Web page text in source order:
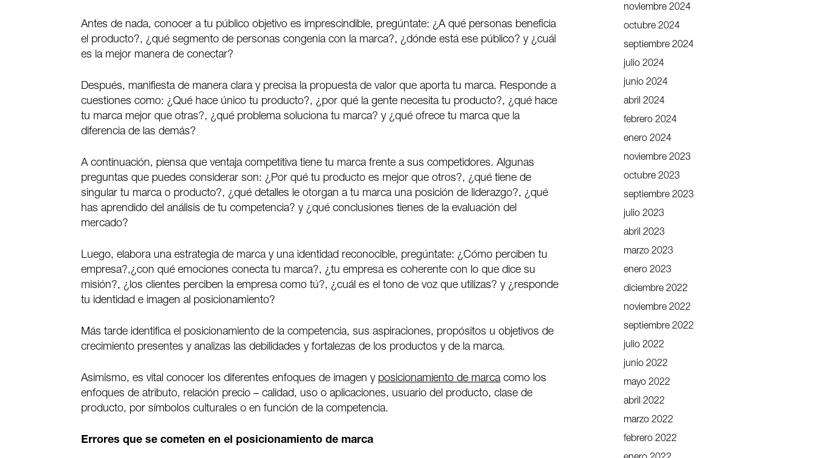
Antes de nada, conocer a tu público objetivo es imprescindible, pregúntate: ¿A qué personas beneficia
el producto?, ¿qué segmento de personas congenia con la marca?, ¿dónde está ese público? y ¿cuál
es la mejor manera de conectar?
Después, manifiesta de manera clara y precisa la propuesta de valor que aporta tu marca. Responde a
cuestiones como: ¿Qué hace único tu producto?, ¿por qué la gente necesita tu producto?, ¿qué hace
tu marca mejor que otras?, ¿qué problema soluciona tu marca? y ¿qué ofrece tu marca que la
diferencia de las demás?
A continuación, piensa que ventaja competitiva tiene tu marca frente a sus competidores. Algunas
preguntas que puedes considerar son: ¿Por qué tu producto es mejor que otros?, ¿qué tiene de
singular tu marca o producto?, ¿qué detalles le otorgan a tu marca una posición de liderazgo?, ¿qué
has aprendido del análisis de tu competencia? y ¿qué conclusiones tienes de la evaluación del
mercado?
Luego, elabora una estrategia de marca y una identidad reconocible, pregúntate: ¿Cómo perciben tu
empresa?,¿con qué emociones conecta tu marca?, ¿tu empresa es coherente con lo que dice su
misión?, ¿los clientes perciben la empresa como tú?, ¿cuál es el tono de voz que utilizas? y ¿responde
tu identidad e imagen al posicionamiento?
Más tarde identifica el posicionamiento de la competencia, sus aspiraciones, propósitos u objetivos de
crecimiento presentes y analizas las debilidades y fortalezas de los productos y de la marca.
Asimismo, es vital conocer los diferentes enfoques de imagen y posicionamiento de marcacomo los
enfoques de atributo, relación precio – calidad, uso o aplicaciones, usuario del producto, clase de
producto, por símbolos culturales o en función de la competencia.
Errores que se cometen en el posicionamiento de marca
noviembre 2024
octubre 2024
septiembre 2024
julio 2024
junio 2024
abril 2024
febrero 2024
enero 2024
noviembre 2023
octubre 2023
septiembre 2023
julio 2023
abril 2023
marzo 2023
enero 2023
diciembre 2022
noviembre 2022
septiembre 2022
julio 2022
junio 2022
mayo 2022
abril 2022
marzo 2022
febrero 2022